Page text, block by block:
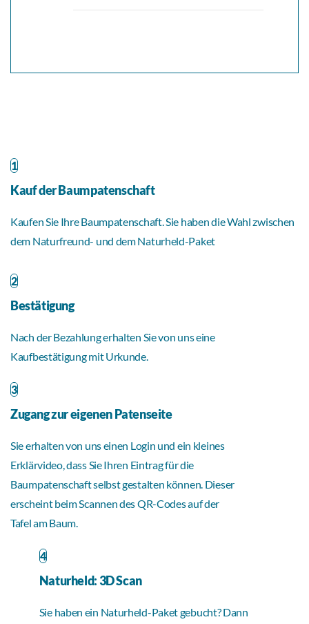
1
Kauf der Baumpatenschaft
Kaufen Sie Ihre Baumpatenschaft. Sie haben die Wahl zwischen
dem Naturfreund- und dem Naturheld-Paket
2
Bestätigung
Nach der Bezahlung erhalten Sie von uns eine
Kaufbestätigung mit Urkunde.
3
Zugang zur eigenen Patenseite
Sie erhalten von uns einen Login und ein kleines
Erklärvideo, dass Sie Ihren Eintrag für die
Baumpatenschaft selbst gestalten können. Dieser
erscheint beim Scannen des QR-Codes auf der
Tafel am Baum.
4
Naturheld: 3D Scan
Sie haben ein Naturheld-Paket gebucht? Dann